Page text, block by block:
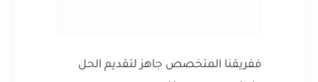
ففريقنا المتخصص جاهز لتقديم الحل